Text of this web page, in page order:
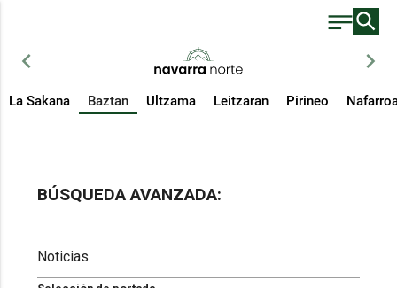
chevron_left chevron_right
La Sakana Baztan Ultzama Leitzaran Pirineo
BÚSQUEDA AVANZADA: